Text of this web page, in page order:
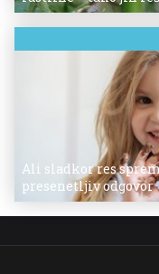
Ali sladkor res
presenetljiv odgovor